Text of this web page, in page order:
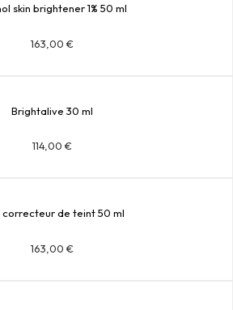
skin brightener 1% 50 ml
163,00 €
Brightalive 30 ml
114,00 €
correcteur de teint 50 ml
163,00 €